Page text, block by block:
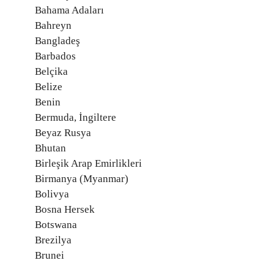
Bahama Adaları
Bahreyn
Bangladeş
Barbados
Belçika
Belize
Benin
Bermuda, İngiltere
Beyaz Rusya
Bhutan
Birleşik Arap Emirlikleri
Birmanya (Myanmar)
Bolivya
Bosna Hersek
Botswana
Brezilya
Brunei